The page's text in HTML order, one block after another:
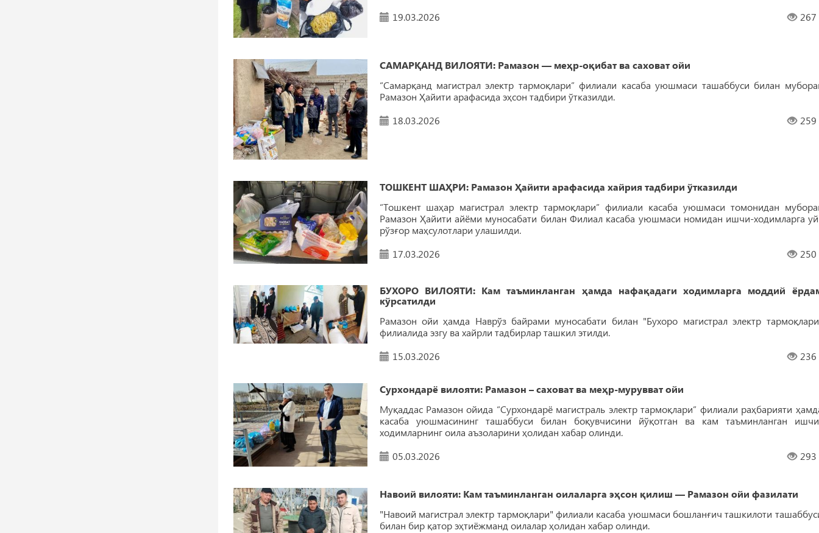
19.03.2026
267
САМАРҚАНД ВИЛОЯТИ: Рамазон — меҳр-оқибат ва саховат ойи
“Самарқанд магистрал электр тармоқлари” филиали касаба уюшмаси ташаббуси билан
Рамазон Ҳайити арафасида эҳсон тадбири ўтказилди.
18.03.2026
259
ТОШКEНТ ШАҲРИ: Рамазон Ҳайити арафасида хайрия тадбири ўтказилди
“Тошкент шаҳар магистрал электр тармоқлари” филиали касаба уюшмаси томонидан
Рамазон Ҳайити айёми муносабати билан Филиал касаба уюшмаси номидан ишчи-ходимларга
рўзғор маҳсулотлари улашилди.
17.03.2026
250
БУХОРО ВИЛОЯТИ: Кам таъминланган ҳамда нафақадаги ходимларга моддий
кўрсатилди
Рамазон ойи ҳамда Наврўз байрами муносабати билан "Бухоро магистрал электр
филиалида эзгу ва хайрли тадбирлар ташкил этилди.
15.03.2026
236
Сурхондарё вилояти: Рамазон – саховат ва меҳр-мурувват ойи
Муқаддас Рамазон ойида “Сурхондарё магистраль электр тармоқлари” филиали раҳбарияти
касаба уюшмасининг ташаббуси билан боқувчисини йўқотган ва кам таъминланган
ходимларнинг оила аъзоларини ҳолидан хабар олинди.
05.03.2026
293
Навоий вилояти: Кам таъминланган оилаларга эҳсон қилиш — Рамазон ойи фазилати
"Навоий магистрал электр тармоқлари" филиали касаба уюшмаси бошланғич ташкилоти
билан бир қатор эҳтиёжманд оилалар ҳолидан хабар олинди.